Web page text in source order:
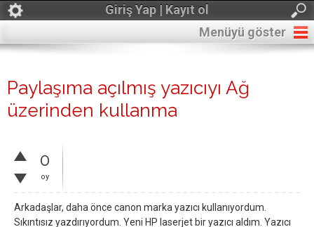
Giriş Yap | Kayıt ol
Menüyü göster
Paylaşıma açılmış yazıcıyı Ağ
üzerinden kullanma
0
oy
Arkadaşlar, daha önce canon marka yazıcı kullanıyordum.
Sıkıntısız yazdırıyordum. Yeni HP laserjet bir yazıcı aldım. Yazıcı